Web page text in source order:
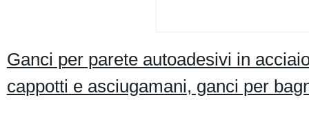
Ganci per parete autoadesivi in
cappotti e asciugamani, ganci per